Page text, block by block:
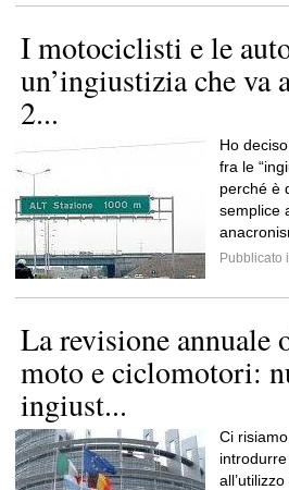
I motociclisti e le
un’ingiustizia che va
2...
Ho
fra le
perché è
semplice
Pubblicato
La revisione annuale
moto e ciclomotori:
ingiust...
Ci